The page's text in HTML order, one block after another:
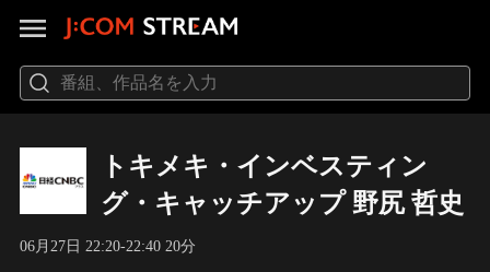
トキメキ・インベスティン
グ・キャッチアップ 野尻 哲史
06月27日 22:20-22:40 20分